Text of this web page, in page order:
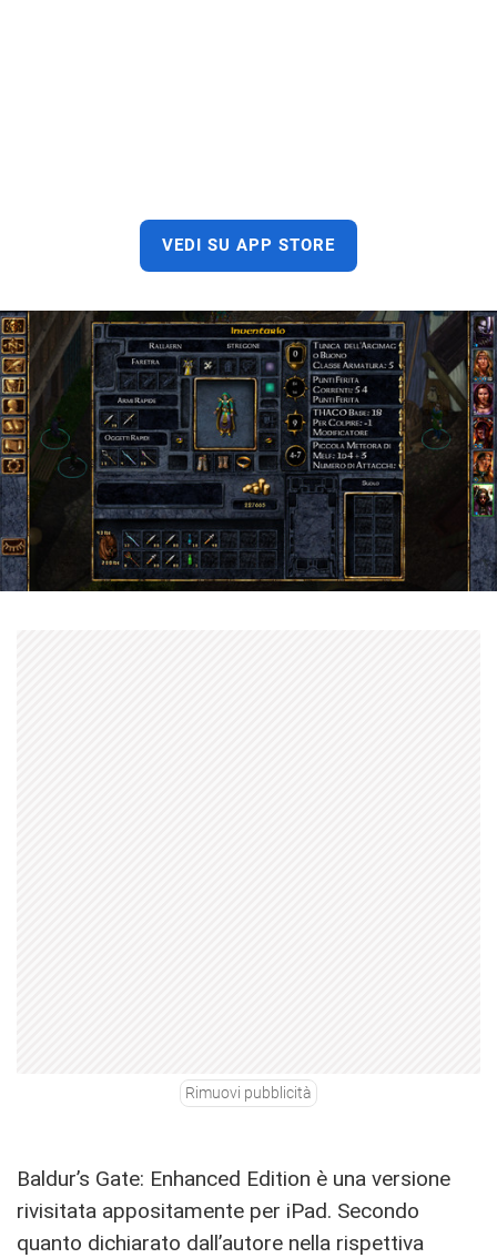
VEDI SU APP STORE
Rimuovi pubblicità
Baldur’s Gate: Enhanced Edition è una versione
rivisitata appositamente per iPad. Secondo
quanto dichiarato dall’autore nella rispettiva